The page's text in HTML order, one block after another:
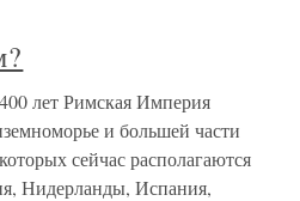
лет Римская Империя
и большей части
сейчас располагаются
Нидерланды, Испания,